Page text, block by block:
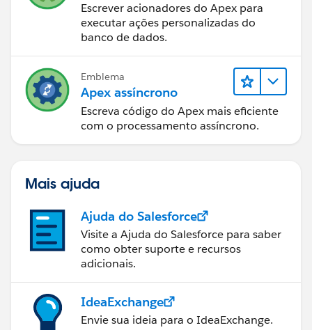
Escrever acionadores do Apex para
executar ações personalizadas do
banco de dados.
Emblema
Apex assíncrono
Escreva código do Apex mais eficiente
com o processamento assíncrono.
Mais ajuda
Ajuda do Salesforce
Visite a Ajuda do Salesforce para saber
como obter suporte e recursos
adicionais.
IdeaExchange
Envie sua ideia para o IdeaExchange.